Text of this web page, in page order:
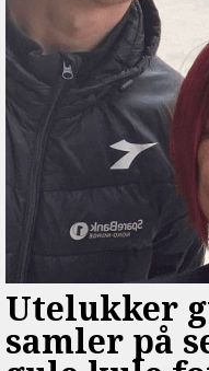
Utelukker
samler på